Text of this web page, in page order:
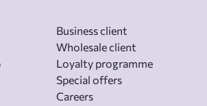
Business client
Wholesale client
Loyalty programme
Special offers
Careers